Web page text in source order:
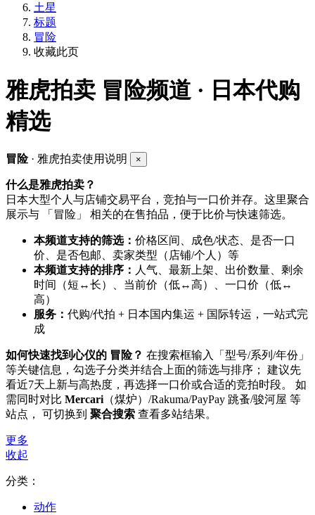
土星
标题
冒险
收藏此页
雅虎拍卖 冒险频道 · 日本代购
精选
冒险· 雅虎拍卖使用说明 ×
什么是雅虎拍卖？
日本大型个人与店铺交易平台，竞拍与一口价并存。这里聚合
展示与 「冒险」 相关的在售拍品，便于比价与快速筛选。
本频道支持的筛选： 价格区间、成色/状态、是否一口
价、是否包邮、卖家类型（店铺/个人）等
本频道支持的排序： 人气、最新上架、出价数量、剩余
时间（短↔长）、当前价（低↔高）、一口价（低↔
高）
服务： 代购/代拍 + 日本国内集运 + 国际转运，一站式完
成
如何快速找到心仪的 冒险？ 在搜索框输入「型号/系列/年份」
等关键信息，勾选子分类并结合上面的筛选与排序； 建议先
看近7天上新与高热度，再选择一口价或合适的竞拍时段。 如
需同时对比 Mercari （煤炉）/Rakuma/PayPay 跳蚤/骏河屋 等
站点， 可切换到 聚合搜索 查看多站结果。
更多
收起
分类：
动作